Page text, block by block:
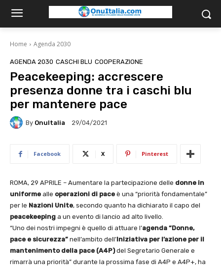
Home Agenda 2030
AGENDA 2030 CASCHI BLU COOPERAZIONE
Peacekeeping: accrescere
presenza donne tra i caschi blu
per mantenere pace
By OnuItalia 29/04/2021
Facebook X Pinterest
ROMA, 29 APRILE – Aumentare la partecipazione delle donne in
uniforme alle operazioni di pace è una “priorità fondamentale”
per le Nazioni Unite, secondo quanto ha dichiarato il capo del
peacekeeping a un evento di lancio ad alto livello.
“Uno dei nostri impegni è quello di attuare l’agenda “Donne,
pace e sicurezza” nell’ambito dell’Iniziativa per l’azione per il
mantenimento della pace (A4P)del Segretario Generale e
rimarrà una priorità” durante la prossima fase di A4P e A4P+, ha